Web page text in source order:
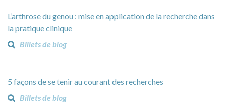
L’arthrose du genou : mise en application de la recherche dans
la pratique clinique
Billets de blog
5 façons de se tenir au courant des recherches
Billets de blog